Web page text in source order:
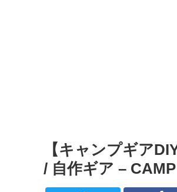
【キャンプギア
/ 自作ギア –